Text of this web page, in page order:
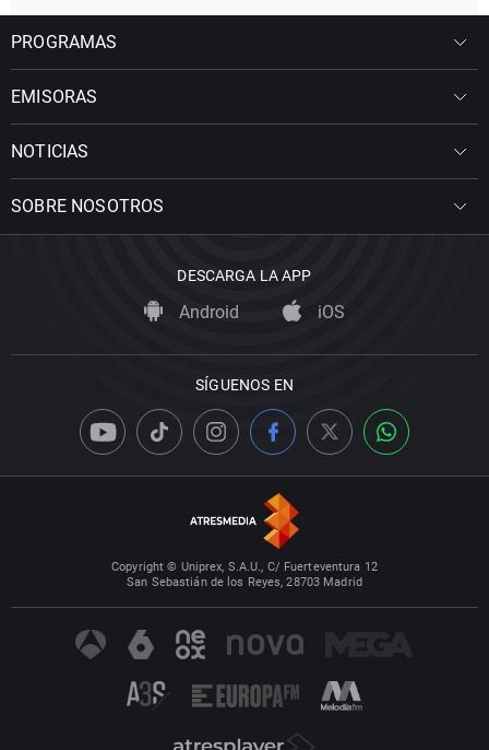
PROGRAMAS
EMISORAS
NOTICIAS
SOBRE NOSOTROS
DESCARGA LA APP
Android iOS
SÍGUENOS EN
Copyright © Uniprex, S.A.U., C/ Fuerteventura 12
San Sebastián de los Reyes, 28703 Madrid